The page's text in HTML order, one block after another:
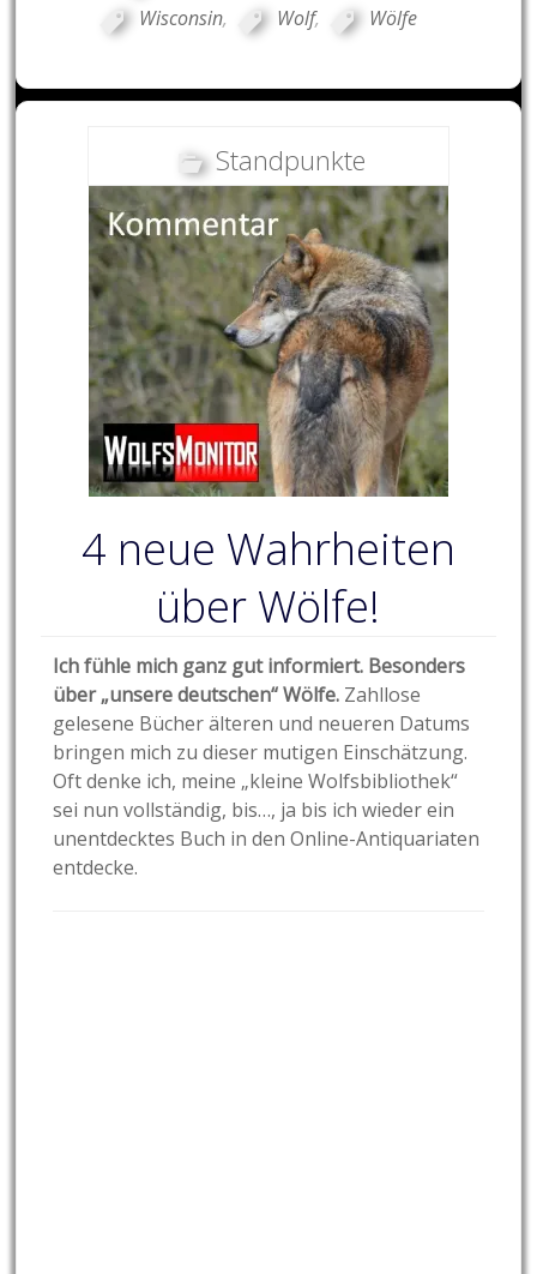
Wisconsin, Wolf, Wölfe
Standpunkte
4 neue Wahrheiten
über Wölfe!
Ich fühle mich ganz gut informiert. Besonders
über „unsere deutschen“ Wölfe. Zahllose
gelesene Bücher älteren und neueren Datums
bringen mich zu dieser mutigen Einschätzung.
Oft denke ich, meine „kleine Wolfsbibliothek“
sei nun vollständig, bis…, ja bis ich wieder ein
unentdecktes Buch in den Online-Antiquariaten
entdecke.